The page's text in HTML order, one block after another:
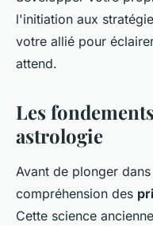
l'initiation aux
votre allié pour
attend.
Les
astrologie
Avant de plonger
compréhension des
Cette science